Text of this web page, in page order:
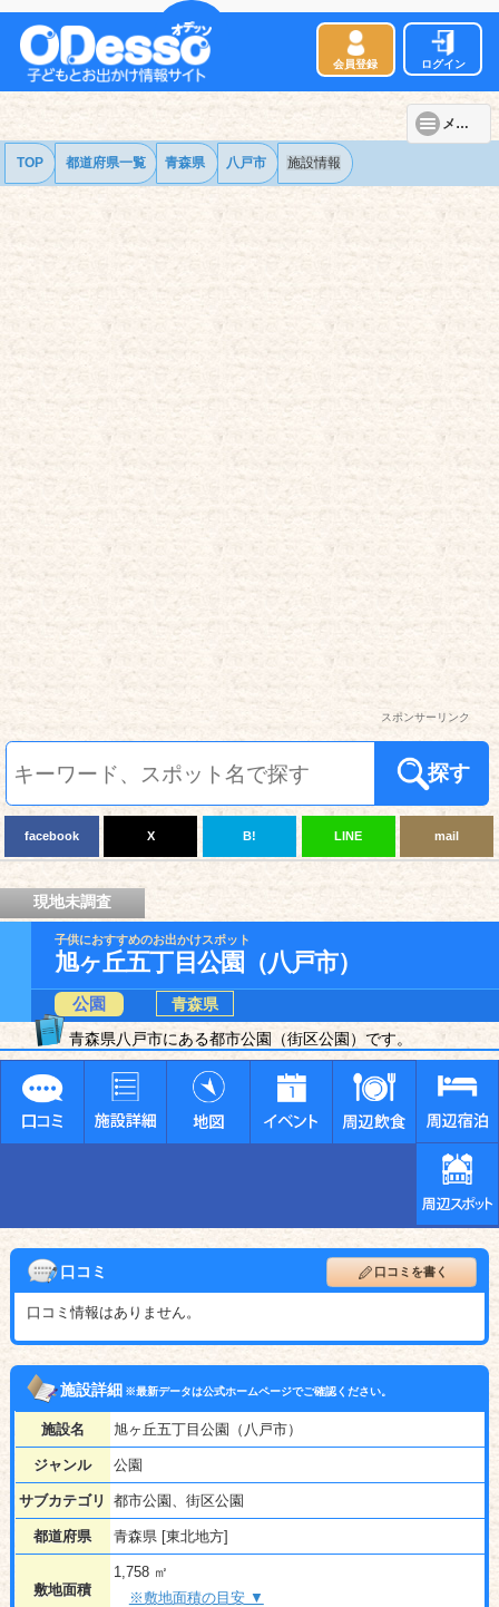
会員登録 ログイン
メニュー
TOP 都道府県一覧 青森県 八戸市 施設情報
スポンサーリンク
探す
facebook X B! LINE mail
現地未調査
子供におすすめのお出かけスポット
旭ヶ丘五丁目公園（八戸市）
公園
青森県
青森県八戸市にある都市公園（街区公園）です。
口コミ 口コミを書く
口コミ情報はありません。
施設詳細※最新データは公式ホームページでご確認ください。
施設名 旭ヶ丘五丁目公園（八戸市）
ジャンル 公園
サブカテゴリ 都市公園、街区公園
都道府県 青森県 [東北地方]
敷地面積
1,758 ㎡
※敷地面積の目安 ▼